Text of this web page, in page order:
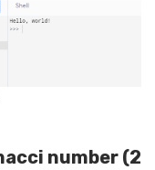
2) n-th Fibonacci number